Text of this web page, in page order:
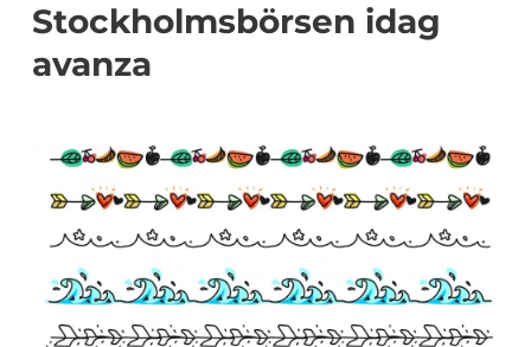
Stockholmsbörsen idag
avanza